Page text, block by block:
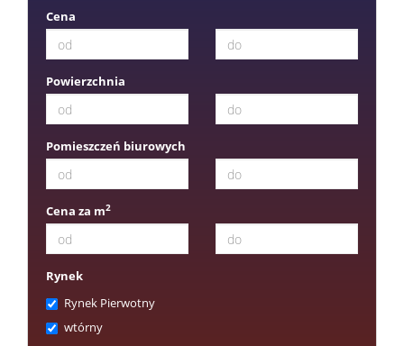
Cena
Powierzchnia
Pomieszczeń biurowych
Cena za m2
Rynek
Rynek Pierwotny
wtórny